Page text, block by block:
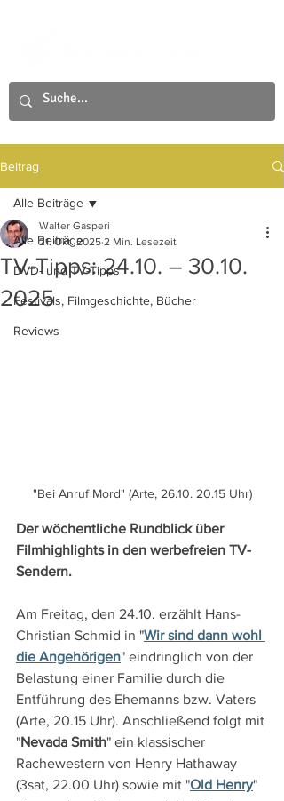
Beitrag
Alle Beiträge
DVD- und TV-Tipps
Festivals, Filmgeschichte, Bücher
Reviews
Alle Beiträge
TV-Tipps: 24.10. – 30.10.
2025
Walter Gasperi
21. Okt. 2025 2 Min. Lesezeit
"Bei Anruf Mord" (Arte, 26.10. 20.15 Uhr)
Der wöchentliche Rundblick über
Filmhighlights in den werbefreien TV-
Sendern.
Am Freitag, den 24.10. erzählt Hans-
Christian Schmid in "Wir sind dann wohl
die Angehörigen" eindringlich von der
Belastung einer Familie durch die
Entführung des Ehemanns bzw. Vaters
(Arte, 20.15 Uhr). Anschließend folgt mit
"Nevada Smith" ein klassischer
Rachewestern von Henry Hathaway
(3sat, 22.00 Uhr) sowie mit "Old Henry"